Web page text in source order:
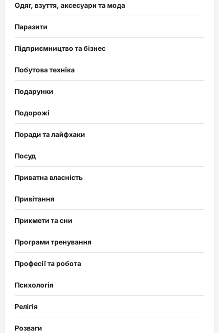
Одяг, взуття, аксесуари та мода
Паразити
Підприємництво та бізнес
Побутова техніка
Подарунки
Подорожі
Поради та лайфхаки
Посуд
Приватна власність
Привітання
Прикмети та сни
Програми тренування
Професії та робота
Психологія
Релігія
Розваги